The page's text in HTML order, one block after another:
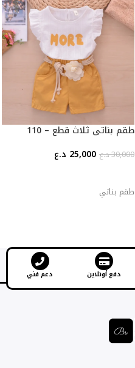
طقم بناتي ثلاث قطع – 110
30,000د.ع 25,000 د.ع
طقم بناتي
دفع أونلاين دعم فني